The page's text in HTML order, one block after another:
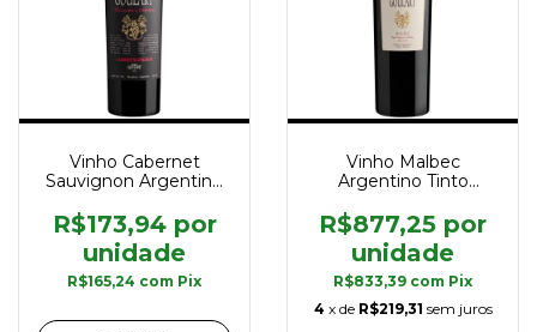
Vinho Cabernet
Sauvignon Argentino
Winemaker's
Selection 750 ml
R$173,94
R$165,24 com Pix
Vinho Malbec
Argentino Tinto
Single Vineyard 2008
750 ml
R$877,25
R$833,39 com Pix
4 x de R$219,31 sem juros